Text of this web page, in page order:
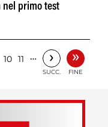
nel primo test
10 11 … ›
SUCC.
»
FINE